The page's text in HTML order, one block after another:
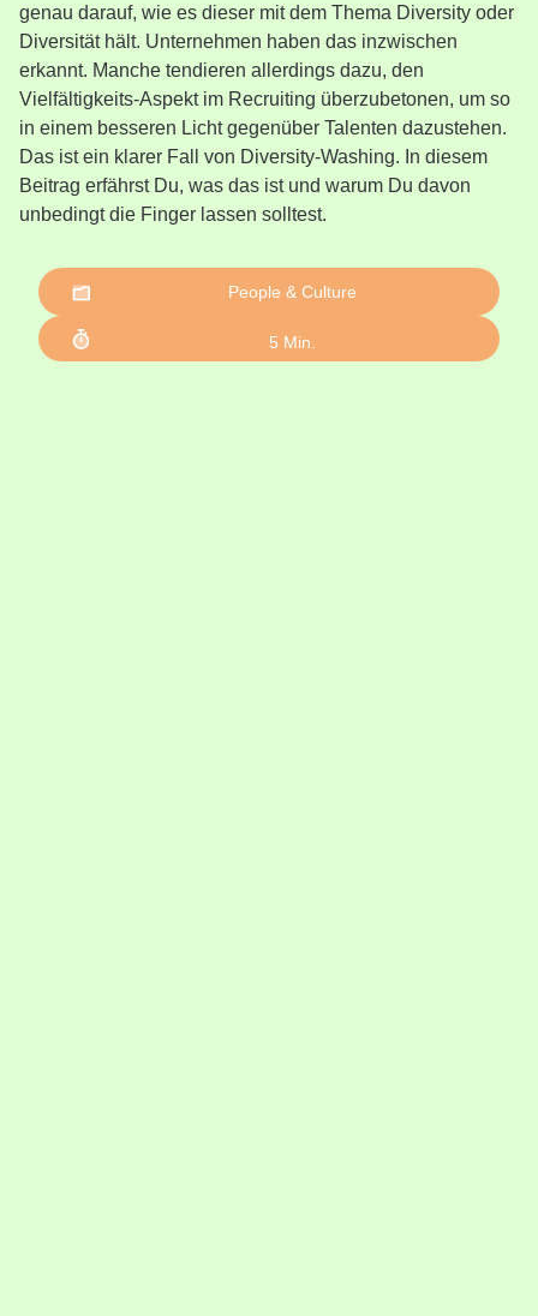
genau darauf, wie es dieser mit dem Thema Diversity oder
Diversität hält. Unternehmen haben das inzwischen
erkannt. Manche tendieren allerdings dazu, den
Vielfältigkeits-Aspekt im Recruiting überzubetonen, um so
in einem besseren Licht gegenüber Talenten dazustehen.
Das ist ein klarer Fall von Diversity-Washing. In diesem
Beitrag erfährst Du, was das ist und warum Du davon
unbedingt die Finger lassen solltest.
People & Culture
5 Min.